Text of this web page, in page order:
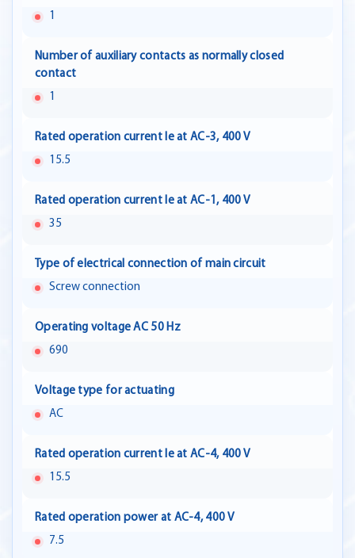
1
Number of auxiliary contacts as normally closed
contact
1
Rated operation current Ie at AC-3, 400 V
15.5
Rated operation current Ie at AC-1, 400 V
35
Type of electrical connection of main circuit
Screw connection
Operating voltage AC 50 Hz
690
Voltage type for actuating
AC
Rated operation current Ie at AC-4, 400 V
15.5
Rated operation power at AC-4, 400 V
7.5